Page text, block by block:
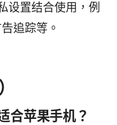
设置结合使用，例
追踪等。
合苹果手机？